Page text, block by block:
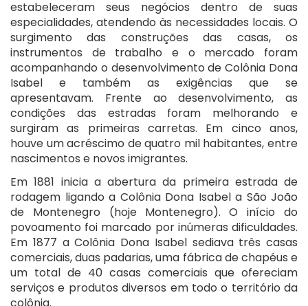
estabeleceram seus negócios dentro de suas
especialidades, atendendo às necessidades locais. O
surgimento das construções das casas, os
instrumentos de trabalho e o mercado foram
acompanhando o desenvolvimento de Colônia Dona
Isabel e também as exigências que se
apresentavam. Frente ao desenvolvimento, as
condições das estradas foram melhorando e
surgiram as primeiras carretas. Em cinco anos,
houve um acréscimo de quatro mil habitantes, entre
nascimentos e novos imigrantes.
Em 1881 inicia a abertura da primeira estrada de
rodagem ligando a Colônia Dona Isabel a São João
de Montenegro (hoje Montenegro). O início do
povoamento foi marcado por inúmeras dificuldades.
Em 1877 a Colônia Dona Isabel sediava três casas
comerciais, duas padarias, uma fábrica de chapéus e
um total de 40 casas comerciais que ofereciam
serviços e produtos diversos em todo o território da